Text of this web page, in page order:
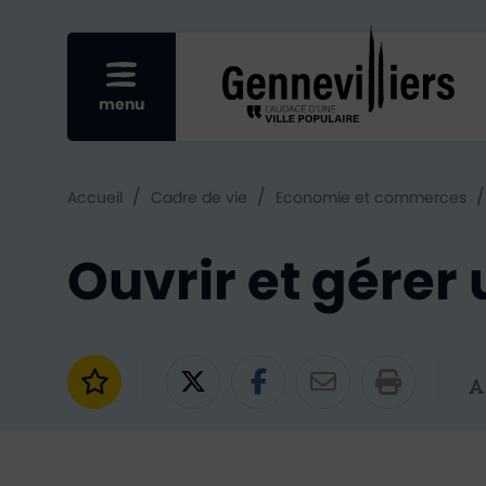
Afficher le menu mobile
menu
Accueil / Cadre de vie / Economie et commerces /
Ouvrir et gérer
Ajouter aux favoris
Partager sur Twitter
Partager sur
Partager